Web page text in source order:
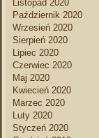
Listopad 2020
Październik 2020
Wrzesień 2020
Sierpień 2020
Lipiec 2020
Czerwiec 2020
Maj 2020
Kwiecień 2020
Marzec 2020
Luty 2020
Styczeń 2020